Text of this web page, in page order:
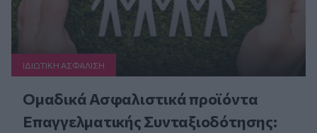
ΙΔΙΩΤΙΚΗ ΑΣΦAΛΙΣΗ
Ομαδικά Ασφαλιστικά προϊόντα
Επαγγελματικής Συνταξιοδότησης: